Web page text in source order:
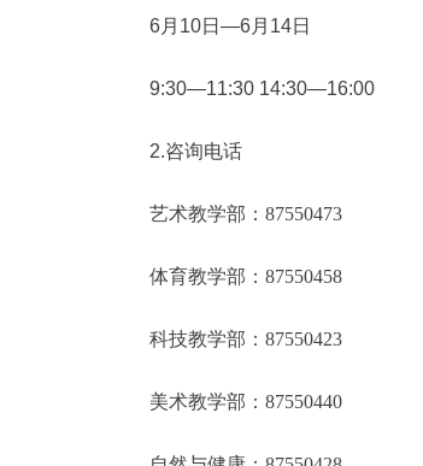
6月10日—6月14日
9:30—11:30 14:30—16:00
2.咨询电话
艺术教学部：87550473
体育教学部：87550458
科技教学部：87550423
美术教学部：87550440